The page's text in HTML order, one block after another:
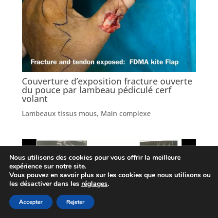
Couverture d’exposition fracture ouverte
du pouce par lambeau pédiculé cerf
volant
Lambeaux tissus mous, Main complexe
Nous utilisons des cookies pour vous offrir la meilleure
expérience sur notre site.
Vous pouvez en savoir plus sur les cookies que nous utilisons ou
les désactiver dans les réglages.
Accepter Rejeter